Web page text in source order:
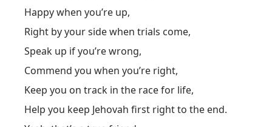
Happy when you’re up,
Right by your side when trials come,
Speak up if you’re wrong,
Commend you when you’re right,
Keep you on track in the race for life,
Help you keep Jehovah first right to the end.